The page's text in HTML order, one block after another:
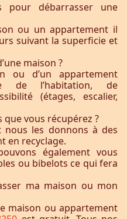
pour débarrasser une
ou un appartement il
suivant la superficie et
maison ?
ou d’un appartement
de l’habitation, de
(étages, escalier,
que vous récupérez ?
les donnons à des
en recyclage.
également vous
ou bibelots ce qui fera
ma maison ou mon
maison ou appartement